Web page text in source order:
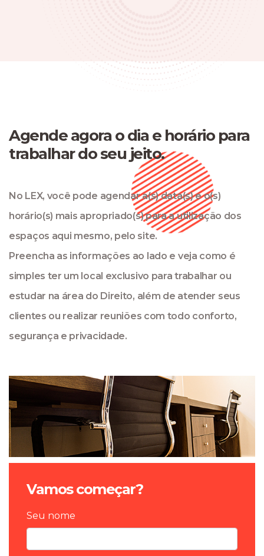
Agende agora o dia e horário para
trabalhar do seu jeito.
No LEX, você pode agendar a(s) data(s) e o(s)
horário(s) mais apropriado(s) para a utilização dos
espaços aqui mesmo, pelo site.
Preencha as informações ao lado e veja como é
simples ter um local exclusivo para trabalhar ou
estudar na área do Direito, além de atender seus
clientes ou realizar reuniões com todo conforto,
segurança e privacidade.
Vamos começar?
Seu nome